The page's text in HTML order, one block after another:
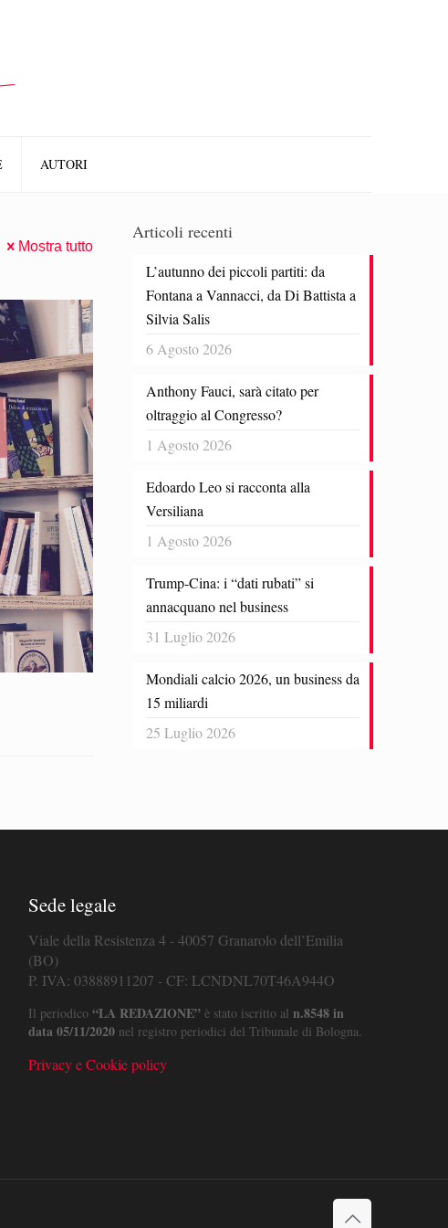
AUTORI
Mostra tutto
Articoli recenti
L’autunno dei piccoli partiti: da
Fontana a Vannacci, da Di Battista a
Silvia Salis
6 Agosto 2026
Anthony Fauci, sarà citato per
oltraggio al Congresso?
1 Agosto 2026
Edoardo Leo si racconta alla
Versiliana
1 Agosto 2026
Trump-Cina: i “dati rubati” si
annacquano nel business
31 Luglio 2026
Mondiali calcio 2026, un business da
15 miliardi
25 Luglio 2026
Sede legale
Viale della Resistenza 4 - 40057 Granarolo dell’Emilia
(BO)
P. IVA: 03888911207 - CF: LCNDNL70T46A944O
Il periodico “LA REDAZIONE”è stato iscritto al n.8548 in
data 05/11/2020nel registro periodici del Tribunale di Bologna.
Privacy e Cookie policy